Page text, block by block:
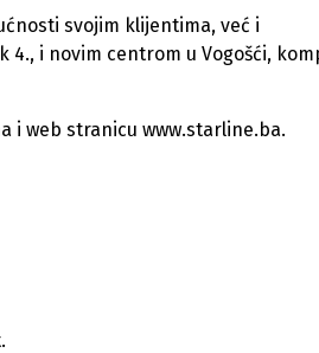
svojim klijentima, već i
4., i novim centrom u Vogošći,
i web stranicu www.starline.ba.